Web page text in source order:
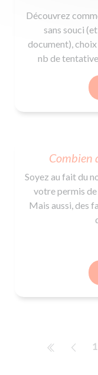
Découvrez
sans souci
document),
nb de
Combien
Soyez au fait du
votre permis de
Mais aussi, des
1